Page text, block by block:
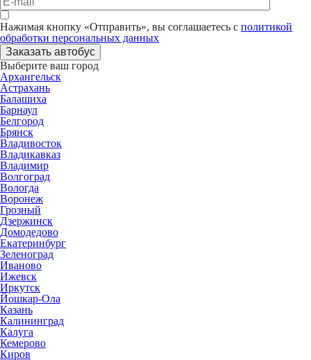
Нажимая кнопку «Отправить», вы соглашаетесь с политикой
обработки персональных данных
Заказать автобус
Выберите ваш город
Архангельск
Астрахань
Балашиха
Барнаул
Белгород
Брянск
Владивосток
Владикавказ
Владимир
Волгоград
Вологда
Воронеж
Грозный
Дзержинск
Домодедово
Екатеринбург
Зеленоград
Иваново
Ижевск
Иркутск
Йошкар-Ола
Казань
Калининград
Калуга
Кемерово
Киров